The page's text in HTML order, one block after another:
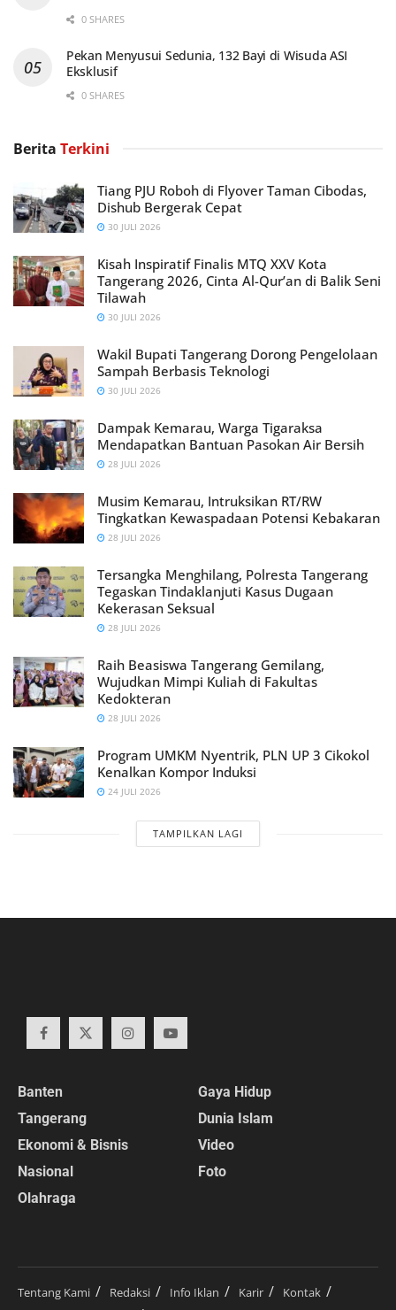
0 SHARES
Pekan Menyusui Sedunia, 132 Bayi di Wisuda ASI
Eksklusif
0 SHARES
Berita Terkini
Tiang PJU Roboh di Flyover Taman Cibodas,
Dishub Bergerak Cepat
30 JULI 2026
Kisah Inspiratif Finalis MTQ XXV Kota
Tangerang 2026, Cinta Al-Qur’an di Balik Seni
Tilawah
30 JULI 2026
Wakil Bupati Tangerang Dorong Pengelolaan
Sampah Berbasis Teknologi
30 JULI 2026
Dampak Kemarau, Warga Tigaraksa
Mendapatkan Bantuan Pasokan Air Bersih
28 JULI 2026
Musim Kemarau, Intruksikan RT/RW
Tingkatkan Kewaspadaan Potensi Kebakaran
28 JULI 2026
Tersangka Menghilang, Polresta Tangerang
Tegaskan Tindaklanjuti Kasus Dugaan
Kekerasan Seksual
28 JULI 2026
Raih Beasiswa Tangerang Gemilang,
Wujudkan Mimpi Kuliah di Fakultas
Kedokteran
28 JULI 2026
Program UMKM Nyentrik, PLN UP 3 Cikokol
Kenalkan Kompor Induksi
24 JULI 2026
TAMPILKAN LAGI
Banten
Tangerang
Ekonomi & Bisnis
Nasional
Olahraga
Gaya Hidup
Dunia Islam
Video
Foto
Tentang Kami Redaksi Info Iklan Karir
Kontak